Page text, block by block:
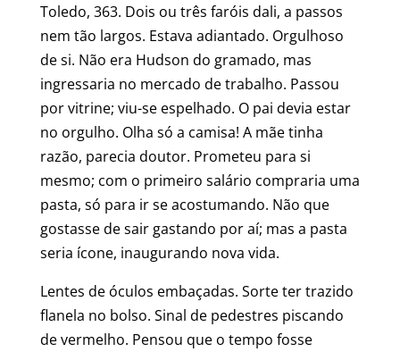
Toledo, 363. Dois ou três faróis dali, a passos
nem tão largos. Estava adiantado. Orgulhoso
de si. Não era Hudson do gramado, mas
ingressaria no mercado de trabalho. Passou
por vitrine; viu-se espelhado. O pai devia estar
no orgulho. Olha só a camisa! A mãe tinha
razão, parecia doutor. Prometeu para si
mesmo; com o primeiro salário compraria uma
pasta, só para ir se acostumando. Não que
gostasse de sair gastando por aí; mas a pasta
seria ícone, inaugurando nova vida.
Lentes de óculos embaçadas. Sorte ter trazido
flanela no bolso. Sinal de pedestres piscando
de vermelho. Pensou que o tempo fosse